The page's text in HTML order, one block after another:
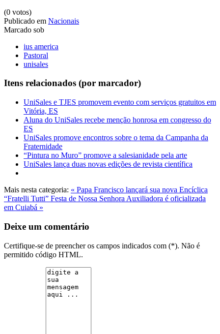
(0 votos)
Publicado em Nacionais
Marcado sob
ius america
Pastoral
unisales
Itens relacionados (por marcador)
UniSales e TJES promovem evento com serviços gratuitos em
Vitória, ES
Aluna do UniSales recebe menção honrosa em congresso do
ES
UniSales promove encontros sobre o tema da Campanha da
Fraternidade
“Pintura no Muro” promove a salesianidade pela arte
UniSales lança duas novas edições de revista científica
Mais nesta categoria: « Papa Francisco lançará sua nova Encíclica
“Fratelli Tutti” Festa de Nossa Senhora Auxiliadora é oficializada
em Cuiabá »
Deixe um comentário
Certifique-se de preencher os campos indicados com (*). Não é
permitido código HTML.